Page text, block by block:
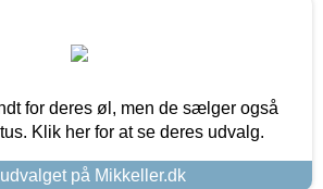
for deres øl, men de sælger også
Klik her for at se deres udvalg.
på Mikkeller.dk